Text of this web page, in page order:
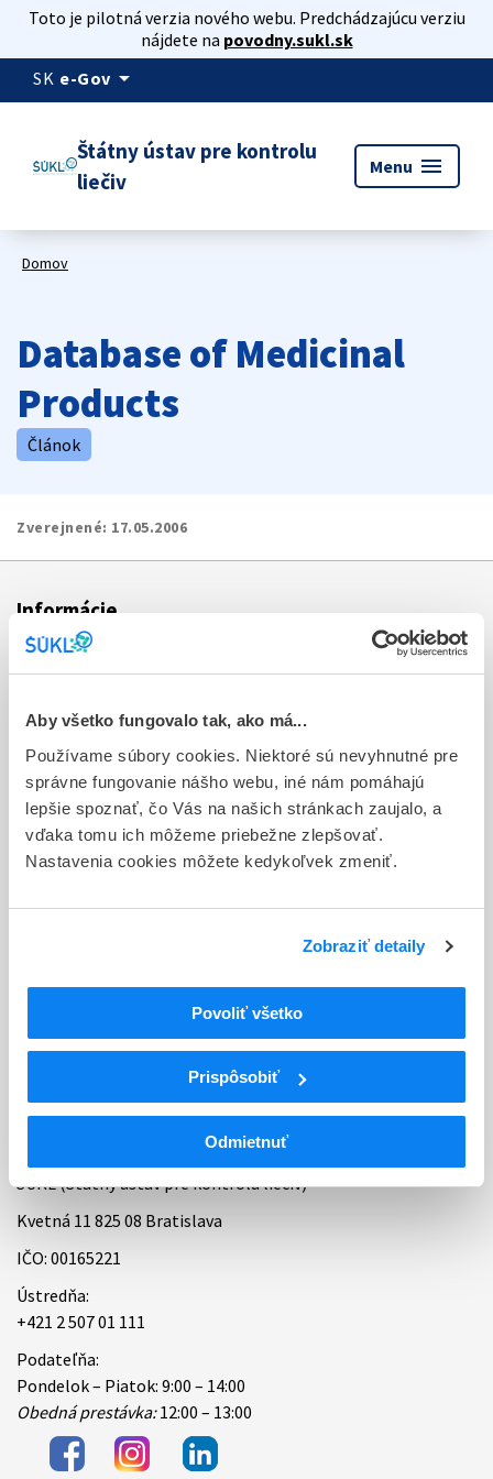
Aby všetko fungovalo tak, ako má...
Používame súbory cookies. Niektoré sú nevyhnutné pre
správne fungovanie nášho webu, iné nám pomáhajú
lepšie spoznať, čo Vás na našich stránkach zaujalo, a
vďaka tomu ich môžeme priebežne zlepšovať.
Nastavenia cookies môžete kedykoľvek zmeniť.
Zobraziť detaily
Povoliť všetko
Prispôsobiť
Odmietnuť
Toto je pilotná verzia nového webu. Predchádzajúcu verziu
nájdete na povodny.sukl.sk
SK e-Gov arrow_drop_down
Štátny ústav pre kontrolu
liečiv
Menu menu
Domov
Database of Medicinal
Products
Článok
Zverejnené: 17.05.2006
Informácie
Aktuality
Dotazník spokojnosti zákazníka
Sťažnosti a petície
Poskytovanie informácií
Ochrana osobných údajov
Úradné hodiny
Kontakt
ŠÚKL (Štátny ústav pre kontrolu liečiv)
Kvetná 11 825 08 Bratislava
IČO: 00165221
Ústredňa:
+421 2 507 01 111
Podateľňa:
Pondelok – Piatok: 9:00 – 14:00
Obedná prestávka:12:00 – 13:00